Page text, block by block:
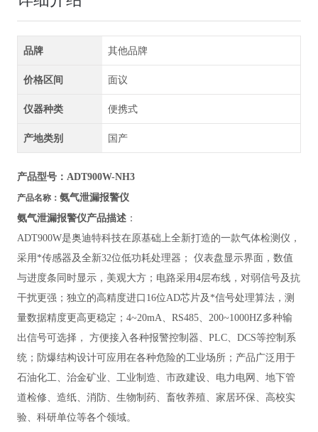
品牌 其他品牌
价格区间 面议
仪器种类 便携式
产地类别 国产
产品型号：ADT900W-NH3
产品名称： 氨气泄漏报警仪
氨气泄漏报警仪产品描述：
ADT900W是奥迪特科技在原基础上全新打造的一款气体检测仪，
采用*传感器及全新32位低功耗处理器； 仪表盘显示界面，数值
与进度条同时显示，美观大方；电路采用4层布线，对弱信号及抗
干扰更强；独立的高精度进口16位AD芯片及*信号处理算法，测
量数据精度更高更稳定；4~20mA、RS485、200~1000HZ多种输
出信号可选择， 方便接入各种报警控制器、PLC、DCS等控制系
统；防爆结构设计可应用在各种危险的工业场所；产品广泛用于
石油化工、治金矿业、工业制造、市政建设、电力电网、地下管
道检修、造纸、消防、生物制药、畜牧养殖、家居环保、高校实
验、科研单位等各个领域。